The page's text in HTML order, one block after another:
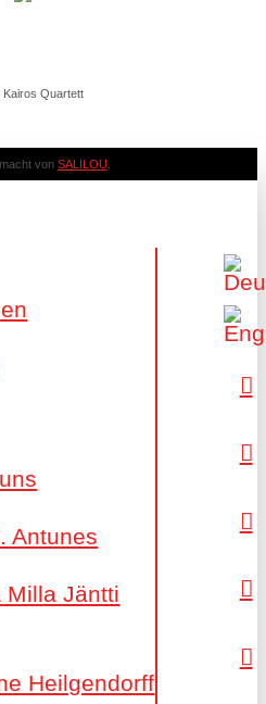
Quartett
von SALILOU
Antunes
Milla Jäntti
Heilgendorff